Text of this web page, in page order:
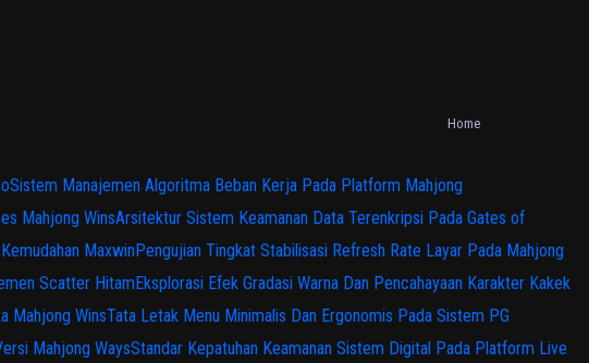
Home
Sistem Manajemen Algoritma Beban Kerja Pada Platform Mahjong
Mahjong WinsArsitektur Sistem Keamanan Data Terenkripsi Pada Gates of
MaxwinPengujian Tingkat Stabilisasi Refresh Rate Layar Pada Mahjong
Scatter HitamEksplorasi Efek Gradasi Warna Dan Pencahayaan Karakter Kakek
Mahjong WinsTata Letak Menu Minimalis Dan Ergonomis Pada Sistem PG
Mahjong WaysStandar Kepatuhan Keamanan Sistem Digital Pada Platform Live